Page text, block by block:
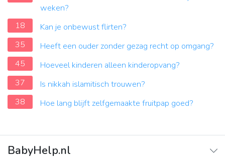
weken?
18
Kan je onbewust flirten?
35
Heeft een ouder zonder gezag recht op omgang?
45
Hoeveel kinderen alleen kinderopvang?
37
Is nikkah islamitisch trouwen?
38
Hoe lang blijft zelfgemaakte fruitpap goed?
BabyHelp.nl